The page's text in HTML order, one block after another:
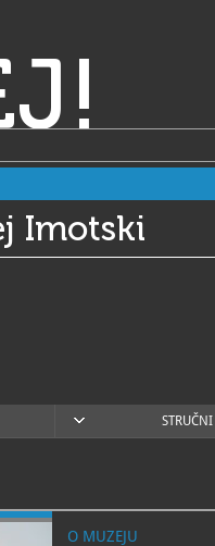
Imotski
O MUZEJU